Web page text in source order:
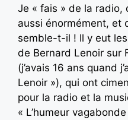
Je « fais » de la radio,
aussi énormément, et
semble-t-il ! Il y eut
de Bernard Lenoir sur
(j’avais 16 ans quand
Lenoir »), qui ont
pour la radio et la
« L’humeur